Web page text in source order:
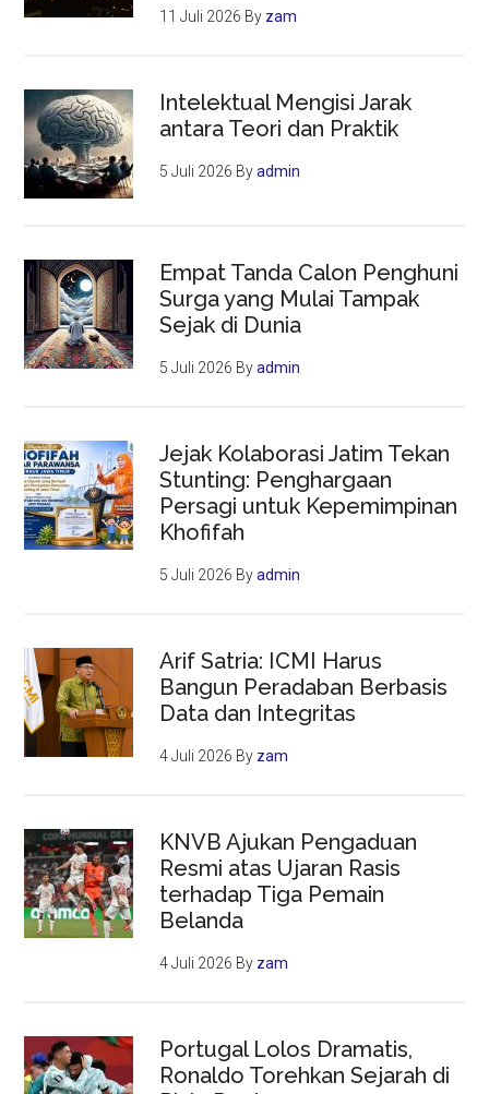
11 Juli 2026 By zam
Intelektual Mengisi Jarak
antara Teori dan Praktik
5 Juli 2026 Byadmin
Empat Tanda Calon Penghuni
Surga yang Mulai Tampak
Sejak di Dunia
5 Juli 2026 Byadmin
Jejak Kolaborasi Jatim Tekan
Stunting: Penghargaan
Persagi untuk Kepemimpinan
Khofifah
5 Juli 2026 Byadmin
Arif Satria: ICMI Harus
Bangun Peradaban Berbasis
Data dan Integritas
4 Juli 2026 By zam
KNVB Ajukan Pengaduan
Resmi atas Ujaran Rasis
terhadap Tiga Pemain
Belanda
4 Juli 2026 By zam
Portugal Lolos Dramatis,
Ronaldo Torehkan Sejarah di